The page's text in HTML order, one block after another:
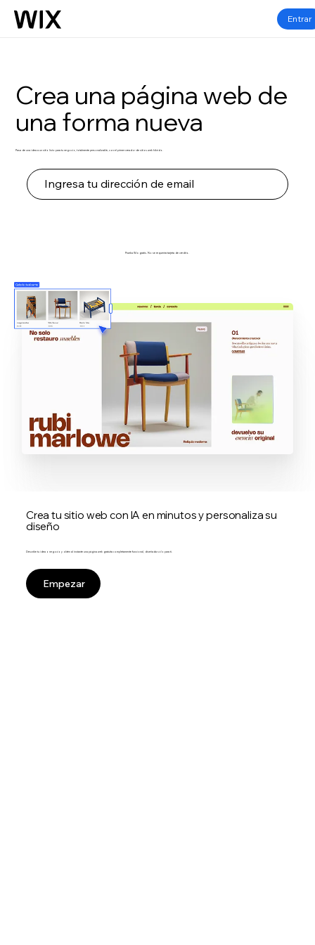
Entrar
Crea una página web de
una forma nueva
Pasa de una idea a un sitio listo para tu negocio, totalmente personalizable, con el primer creador de sitios web híbrido.
Prueba Wix gratis. No se requerirá tarjeta de crédito.
Crea tu sitio web con IA en minutos y personaliza su
diseño
Describe tu idea o negocio y obtén al instante una página web gratuita completamente funcional, diseñada sólo para ti.
Empezar